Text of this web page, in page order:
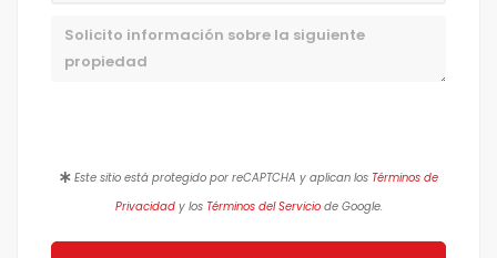
Mensaje
Este sitio está protegido por reCAPTCHA y aplican los Términos de
Privacidady los Términos del Serviciode Google.